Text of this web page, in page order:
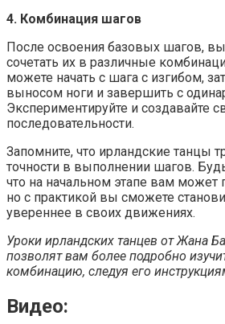
4. Комбинация шагов
После освоения базовых шагов,
сочетать их в различные
можете начать с шага с изгибом,
выносом ноги и завершить с
Экспериментируйте и создавайте
последовательности.
Запомните, что ирландские танцы
точности в выполнении шагов.
что на начальном этапе вам может
но с практикой вы сможете
увереннее в своих движениях.
Уроки ирландских танцев от Жана
позволят вам более подробно
комбинацию, следуя его
Видео: